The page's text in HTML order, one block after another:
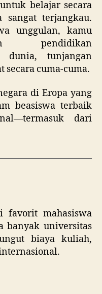
belajar secara
terjangkau.
unggulan, kamu
pendidikan
dunia, tunjangan
secara cuma-cuma.
di Eropa yang
beasiswa terbaik
dari
favorit mahasiswa
banyak universitas
biaya kuliah,